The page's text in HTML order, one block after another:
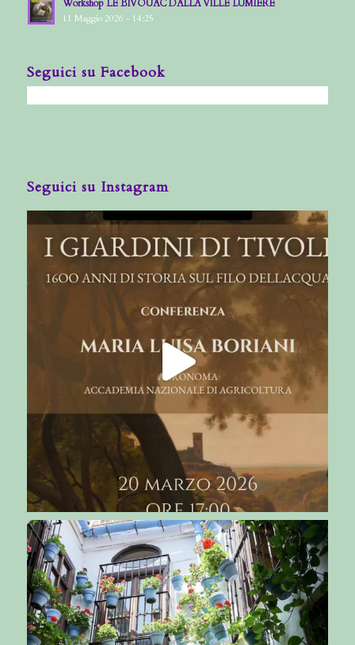
Workshop LE BIVOUAC DALLA VILLE LUMIERE
11 Maggio 2026 - 14:25
Seguici su Facebook
Seguici su Instagram